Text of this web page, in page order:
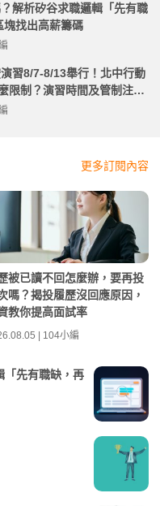
解析矽谷求職邏輯「先有職
塊找出高薪籌碼
習8/7-8/13舉行！北中行動
限制？演習時間及管制注意
更多訂閱內容
被已讀不回怎麼辦，要再投
嗎？揭投履歷沒回應原因，
教你提高面試率
| 104小編
「先有職缺，再